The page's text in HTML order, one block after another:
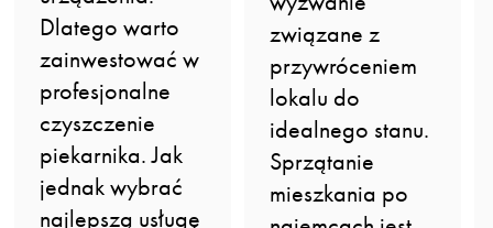
Dlatego warto
zainwestować w
profesjonalne
czyszczenie
piekarnika. Jak
jednak wybrać
najlepszą usługę
związane z
przywróceniem
lokalu do
idealnego stanu.
Sprzątanie
mieszkania po